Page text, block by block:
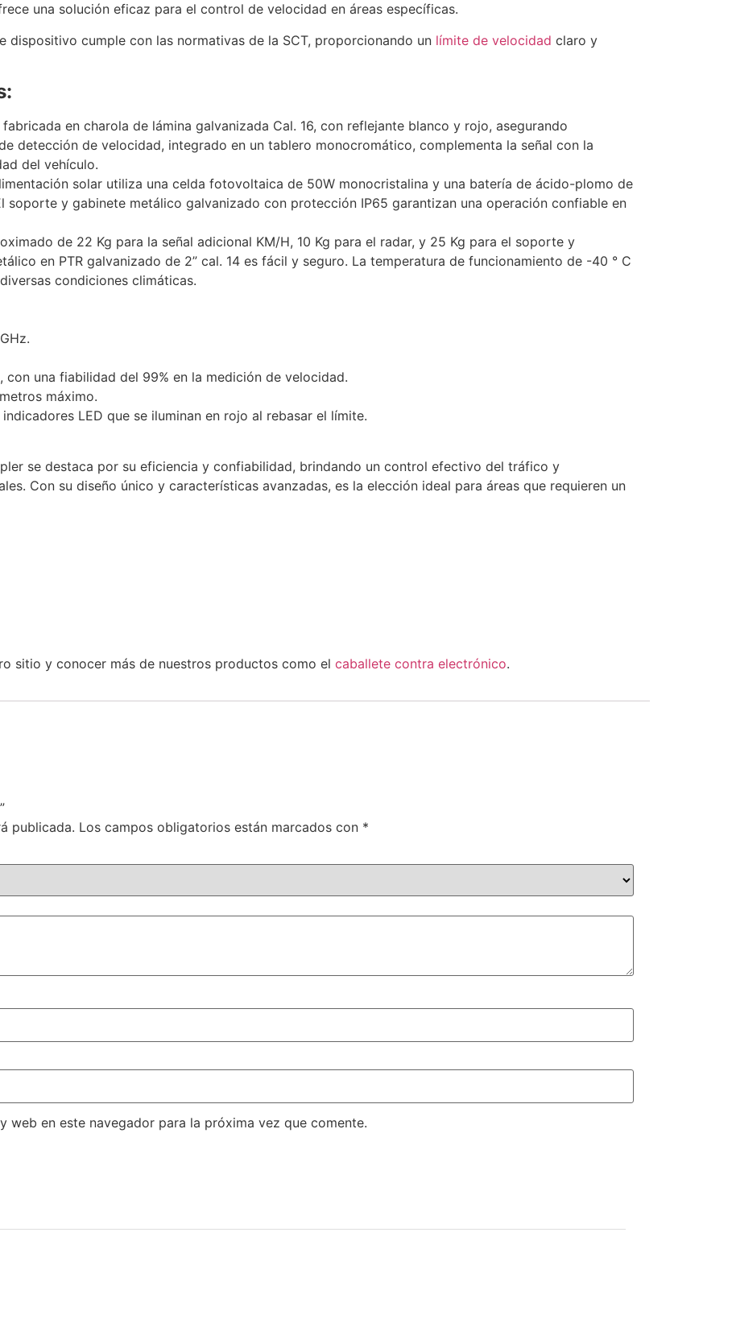
una solución eficaz para el control de velocidad en áreas específicas.
dispositivo cumple con las normativas de la SCT, proporcionando un límite de velocidad claro y
fabricada en charola de lámina galvanizada Cal. 16, con reflejante blanco y rojo, asegurando
detección de velocidad, integrado en un tablero monocromático, complementa la señal con la
del vehículo.
solar utiliza una celda fotovoltaica de 50W monocristalina y una batería de ácido-plomo de
soporte y gabinete metálico galvanizado con protección IP65 garantizan una operación confiable en
de 22 Kg para la señal adicional KM/H, 10 Kg para el radar, y 25 Kg para el soporte y
en PTR galvanizado de 2” cal. 14 es fácil y seguro. La temperatura de funcionamiento de -40 ° C
condiciones climáticas.
con una fiabilidad del 99% en la medición de velocidad.
máximo.
LED que se iluminan en rojo al rebasar el límite.
se destaca por su eficiencia y confiabilidad, brindando un control efectivo del tráfico y
Con su diseño único y características avanzadas, es la elección ideal para áreas que requieren un
sitio y conocer más de nuestros productos como el caballete contra electrónico.
publicada. Los campos obligatorios están marcados con *
web en este navegador para la próxima vez que comente.